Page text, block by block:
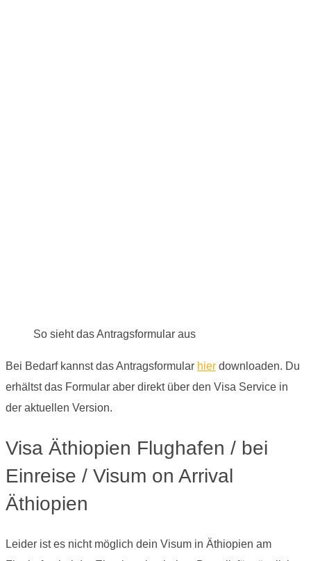
So sieht das Antragsformular aus
Bei Bedarf kannst das Antragsformular hier downloaden. Du
erhältst das Formular aber direkt über den Visa Service in
der aktuellen Version.
Visa Äthiopien Flughafen / bei
Einreise / Visum on Arrival
Äthiopien
Leider ist es nicht möglich dein Visum in Äthiopien am